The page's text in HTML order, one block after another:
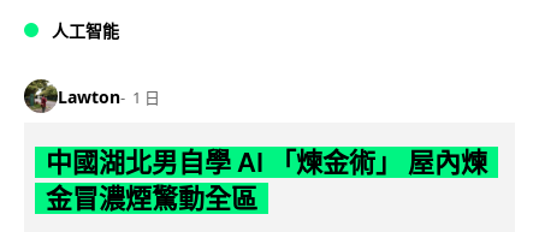
人工智能
Lawton 1 日
中國湖北男自學 AI 「煉金術」 屋內煉
金冒濃煙驚動全區